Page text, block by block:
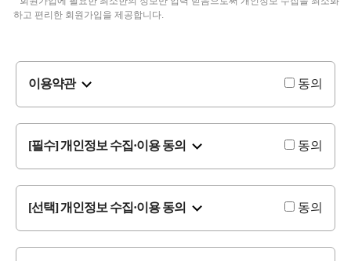
하고 편리한 회원가입을 제공합니다.
이용약관 동의
[필수] 개인정보 수집·이용 동의 동의
[선택] 개인정보 수집·이용 동의 동의